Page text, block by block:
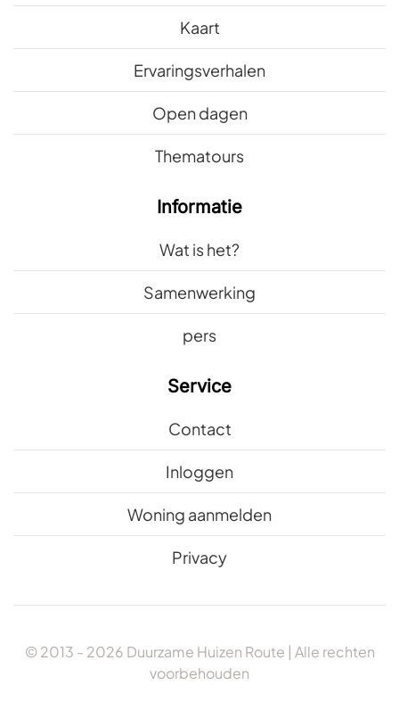
Kaart
Ervaringsverhalen
Open dagen
Thematours
Informatie
Wat is het?
Samenwerking
pers
Service
Contact
Inloggen
Woning aanmelden
Privacy
© 2013 - 2026 Duurzame Huizen Route | Alle rechten
voorbehouden